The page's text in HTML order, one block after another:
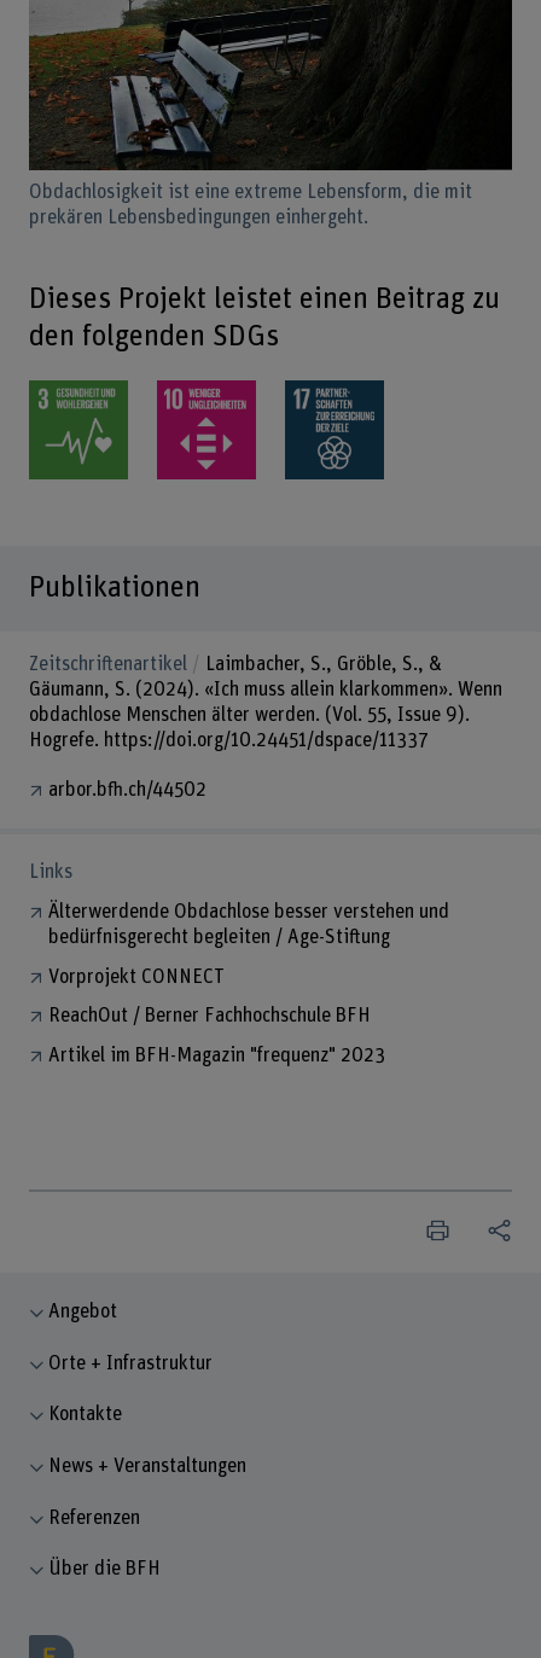
Obdachlosigkeit ist eine extreme Lebensform, die mit
prekären Lebensbedingungen einhergeht.
Dieses Projekt leistet einen Beitrag zu
den folgenden SDGs
Publikationen
Zeitschriftenartikel
Laimbacher, S., Gröble, S., &
Gäumann, S. (2024). «Ich muss allein klarkommen». Wenn
obdachlose Menschen älter werden. (Vol. 55, Issue 9).
Hogrefe. https://doi.org/10.24451/dspace/11337
arbor.bfh.ch/44502
Links
Älterwerdende Obdachlose besser verstehen und
bedürfnisgerecht begleiten / Age-Stiftung
Vorprojekt CONNECT
ReachOut / Berner Fachhochschule BFH
Artikel im BFH-Magazin "frequenz" 2023
Angebot
Orte + Infrastruktur
Kontakte
News + Veranstaltungen
Referenzen
Über die BFH